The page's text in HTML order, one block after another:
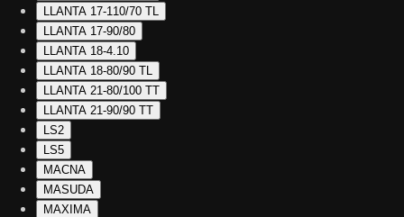
LLANTA 17-110/70 TL
LLANTA 17-90/80
LLANTA 18-4.10
LLANTA 18-80/90 TL
LLANTA 21-80/100 TT
LLANTA 21-90/90 TT
LS2
LS5
MACNA
MASUDA
MAXIMA